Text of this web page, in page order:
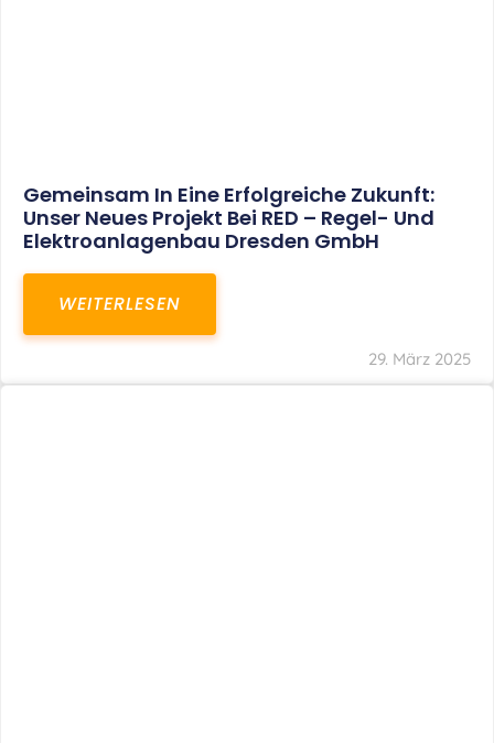
Gemeinsam In Eine Erfolgreiche Zukunft:
Unser Neues Projekt Bei RED – Regel- Und
Elektroanlagenbau Dresden GmbH
WEITERLESEN
29. März 2025